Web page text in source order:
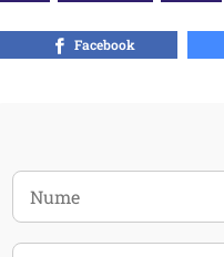
Facebook